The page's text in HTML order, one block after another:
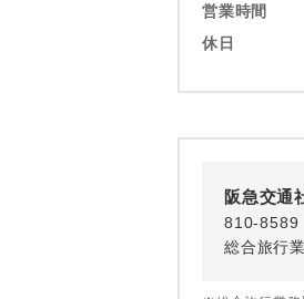
営業時間
休日
阪急交通
810-8589
総合旅行